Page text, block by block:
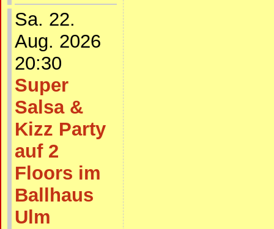
Sa. 22.
Aug. 2026
20:30
Super
Salsa &
Kizz Party
auf 2
Floors im
Ballhaus
Ulm